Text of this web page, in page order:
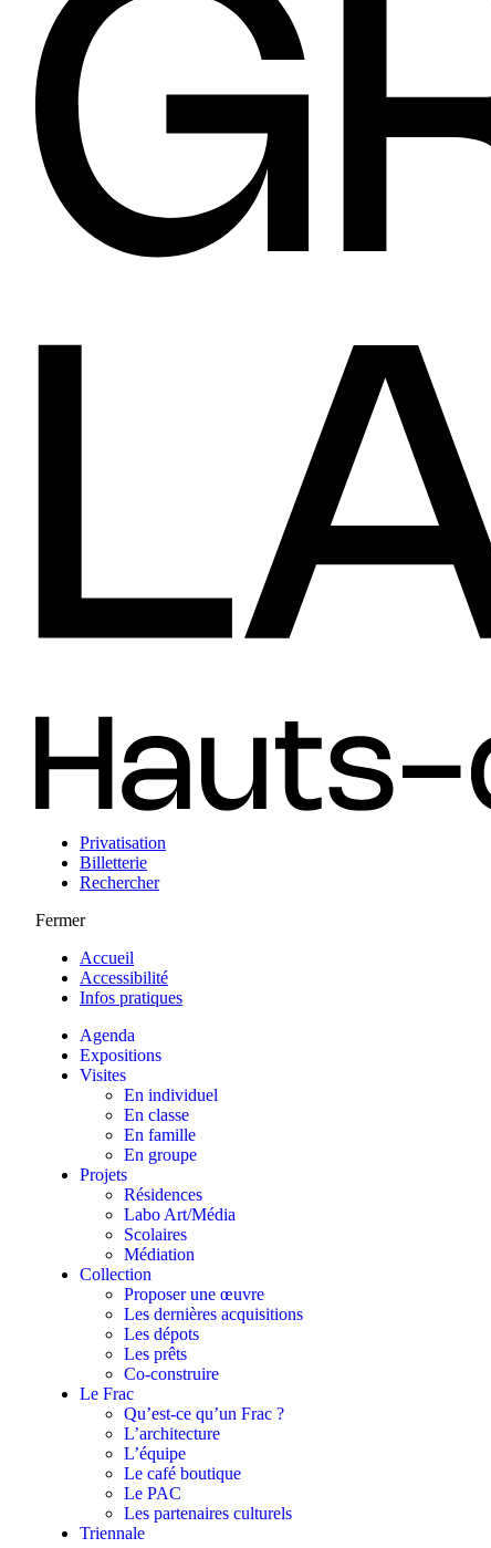
Privatisation
Billetterie
Rechercher
Fermer
Accueil
Accessibilité
Infos pratiques
Agenda
Expositions
Visites
En individuel
En classe
En famille
En groupe
Projets
Résidences
Labo Art/Média
Scolaires
Médiation
Collection
Proposer une œuvre
Les dernières acquisitions
Les dépots
Les prêts
Co-construire
Le Frac
Qu’est-ce qu’un Frac ?
L’architecture
L’équipe
Le café boutique
Le PAC
Les partenaires culturels
Triennale